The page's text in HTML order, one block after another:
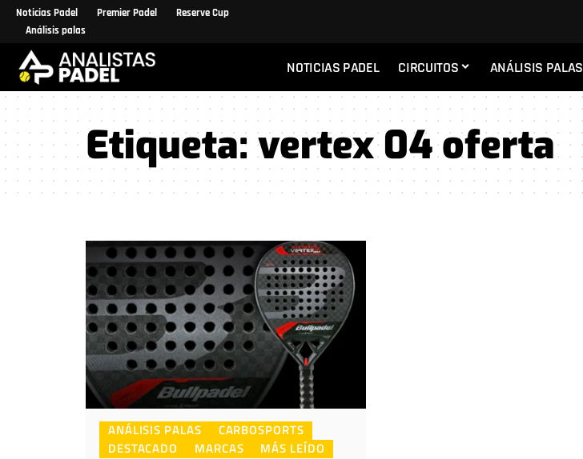
Noticias Padel Premier Padel
Reserve Cup
Análisis palas
NOTICIAS PADEL CIRCUITOS ANÁLISIS PALAS
Etiqueta:vertex 04 oferta
ANÁLISIS PALAS
CARBOSPORTS
DESTACADO
MARCAS MÁS LEÍDO